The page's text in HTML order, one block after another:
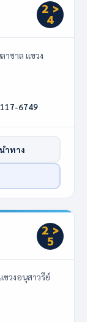
2 >
4
ซาล แขวง
6749
นำทาง
2 >
5
วงอนุสาวรีย์